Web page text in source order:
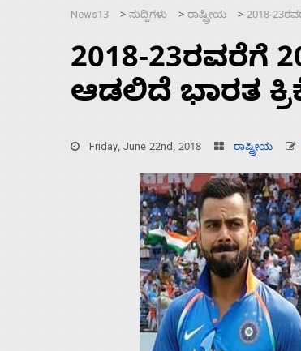
News13 > ಸುದ್ದಿಗಳು > ರಾಷ್ಟ್ರೀಯ > 2018-
2018-23ರವರೆಗೆ
ಆಡಲಿದೆ ಭಾರತ
Friday, June 22nd, 2018 ರಾಷ್ಟ್ರೀಯ